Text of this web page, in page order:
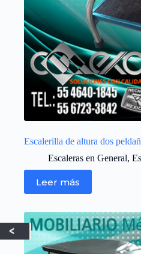
Escalerilla de altura dos
Escaleras en General,
Leer más